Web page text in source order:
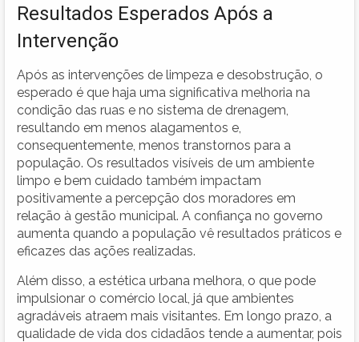
Resultados Esperados Após a
Intervenção
Após as intervenções de limpeza e desobstrução, o
esperado é que haja uma significativa melhoria na
condição das ruas e no sistema de drenagem,
resultando em menos alagamentos e,
consequentemente, menos transtornos para a
população. Os resultados visíveis de um ambiente
limpo e bem cuidado também impactam
positivamente a percepção dos moradores em
relação à gestão municipal. A confiança no governo
aumenta quando a população vê resultados práticos e
eficazes das ações realizadas.
Além disso, a estética urbana melhora, o que pode
impulsionar o comércio local, já que ambientes
agradáveis atraem mais visitantes. Em longo prazo, a
qualidade de vida dos cidadãos tende a aumentar, pois